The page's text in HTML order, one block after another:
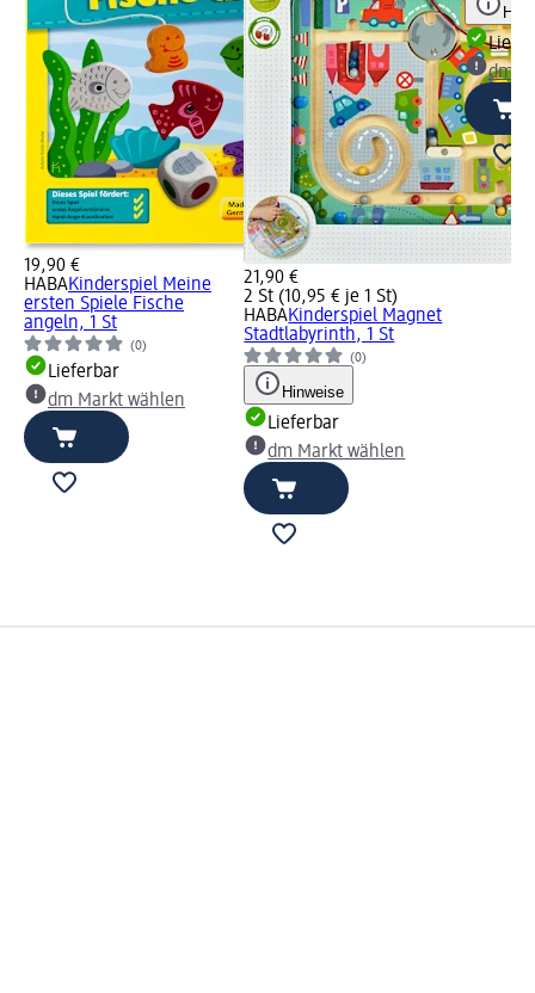
19,90 €
HABAKinderspiel Meine
ersten Spiele Fische
angeln, 1 St
(0)
Lieferbar
dm Markt wählen
21,90 €
2 St (10,95 € je 1 St)
HABAKinderspiel Magnet
Stadtlabyrinth, 1 St
(0)
Hinweise
Lieferbar
dm Markt wählen
dm